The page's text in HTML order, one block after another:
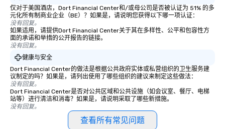
仅对于美国酒店，Dort Financial Center和/或母公司是否被认证为 51% 的多
元化所有制商业企业（BE）？如果是，请说明您获得以下哪一项认证：
没有回复。
如果适用，请提供Dort Financial Center关于其在多样性、公平和包容性方
面的承诺和举措的公开报告的链接。
没有回复。
健康与安全
Dort Financial Center的做法是根据公共政府实体或私营组织的卫生服务建
议制定的吗？如果是，请列出使用了哪些组织的建议来制定这些做法：
没有回复。
Dort Financial Center是否对公共区域和公共设施（如会议室、餐厅、电梯
站等）进行清洁和消毒？如果是，请说明采取了哪些新措施。
没有回复。
查看所有常见问题